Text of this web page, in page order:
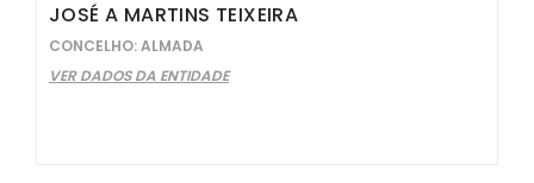
JOSÉ A MARTINS TEIXEIRA
CONCELHO: ALMADA
VER DADOS DA ENTIDADE